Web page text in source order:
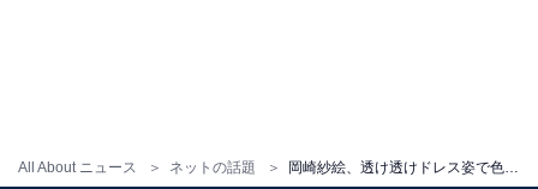
All About ニュース ネットの話題